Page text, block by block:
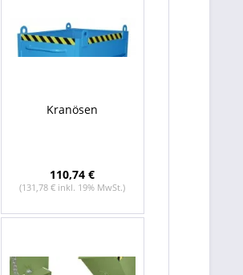
Kranösen
110,74 €
(131,78 € inkl. 19% MwSt.)